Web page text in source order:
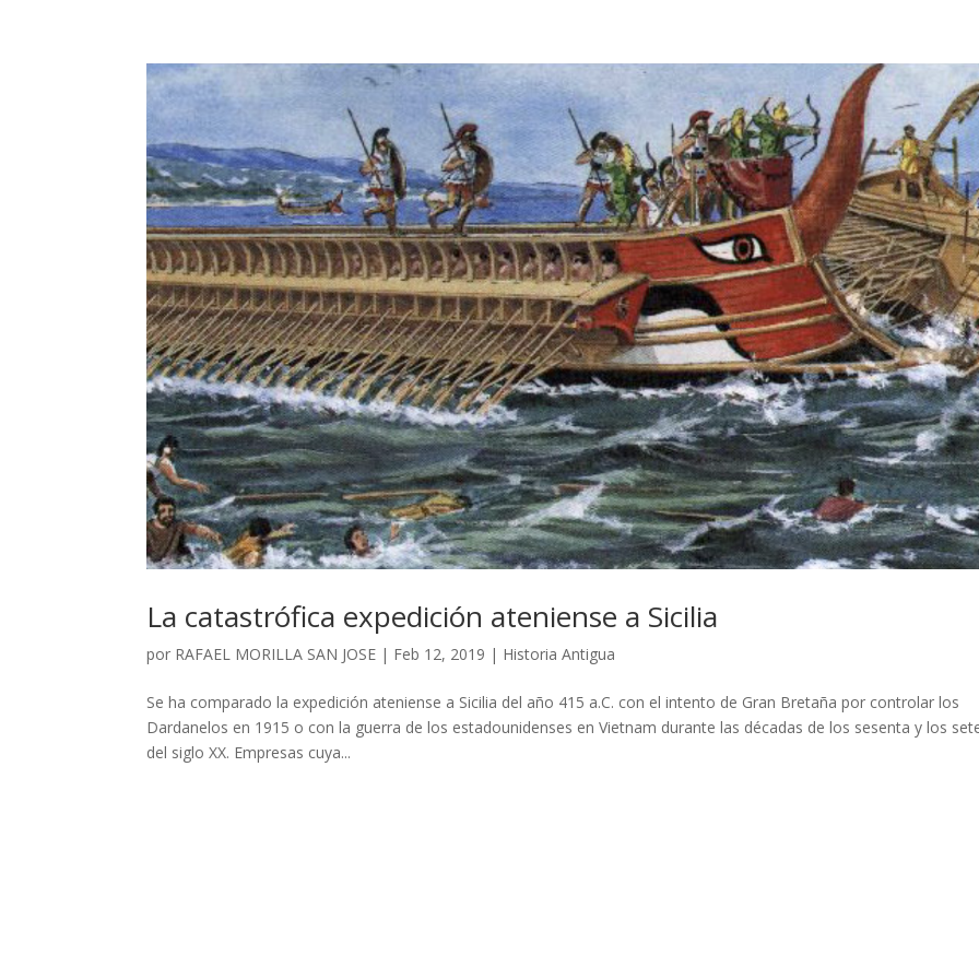
La catastrófica expedición ateniense a Sicilia
por RAFAEL MORILLA SAN JOSE | Feb 12, 2019 | Historia Antigua
Se ha comparado la expedición ateniense a Sicilia del año 415 a.C. con el intento de Gran Bretaña por controlar los
Dardanelos en 1915 o con la guerra de los estadounidenses en Vietnam durante las décadas de los sesenta y los
del siglo XX. Empresas cuya...